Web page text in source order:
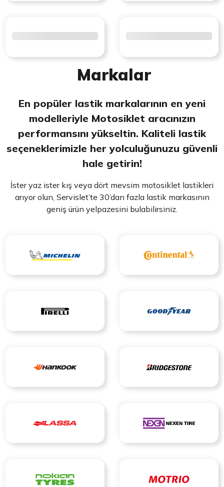
Markalar
En popüler lastik markalarının en yeni
modelleriyle Motosiklet aracınızın
performansını yükseltin. Kaliteli lastik
seçeneklerimizle her yolculuğunuzu güvenli
hale getirin!
İster yaz ister kış veya dört mevsim motosiklet lastikleri
arıyor olun, Servislet’te 30’dan fazla lastik markasının
geniş ürün yelpazesini bulabilirsiniz.